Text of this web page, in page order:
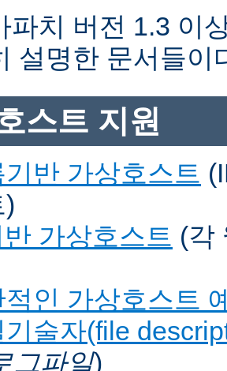
파치 버전 1.3 이
설명한 문서들이
스트 지원
기반 가상호스트
)
가상호스트 (각
적인 가상호스트
기술자(file
그파일)